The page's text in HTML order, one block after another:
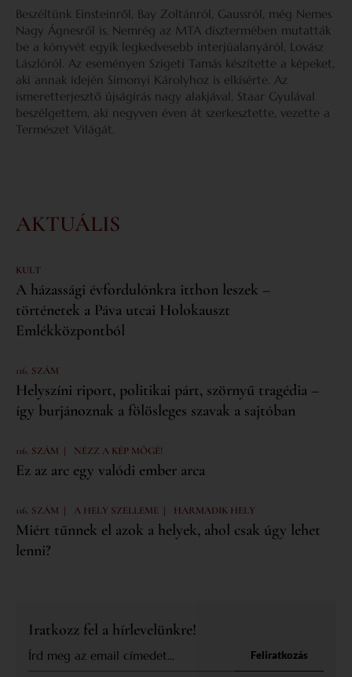
Beszéltünk Einsteinről, Bay Zoltánról, Gaussról, még Nemes
Nagy Ágnesről is. Nemrég az MTA dísztermében mutatták
be a könyvét egyik legkedvesebb interjúalanyáról, Lovász
Lászlóról. Az eseményen Szigeti Tamás készítette a képeket,
aki annak idején Simonyi Károlyhoz is elkísérte. Az
ismeretterjesztő újságírás nagy alakjával, Staar Gyulával
beszélgettem, aki negyven éven át szerkesztette, vezette a
Természet Világát.
AKTUÁLIS
KULT
A házassági évfordulónkra itthon leszek –
történetek a Páva utcai Holokauszt
Emlékközpontból
116. SZÁM
Helyszíni riport, politikai párt, szörnyű tragédia –
így burjánoznak a fölösleges szavak a sajtóban
116. SZÁM | NÉZZ A KÉP MÖGÉ!
Ez az arc egy valódi ember arca
116. SZÁM | A HELY SZELLEME | HARMADIK HELY
Miért tűnnek el azok a helyek, ahol csak úgy lehet
lenni?
Iratkozz fel a hírlevelünkre!
Feliratkozás